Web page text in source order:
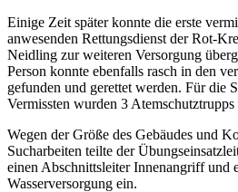
Einige Zeit später konnte die erste
anwesenden Rettungsdienst der Rot-
Neidling zur weiteren Versorgung
Person konnte ebenfalls rasch in den
gefunden und gerettet werden. Für die
Vermissten wurden 3 Atemschutztrupps
Wegen der Größe des Gebäudes und
Sucharbeiten teilte der
einen Abschnittsleiter Innenangriff und
Wasserversorgung ein.